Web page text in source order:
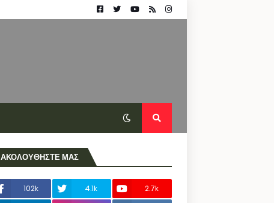
ΑΚΟΛΟΥΘΗΣΤΕ ΜΑΣ
102k 4.1k
2.7k